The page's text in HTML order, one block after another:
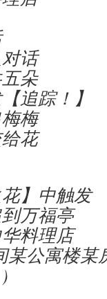
话
朵
追踪！】
梅
花
花】中触发
万福亭
料理店
某公寓楼某